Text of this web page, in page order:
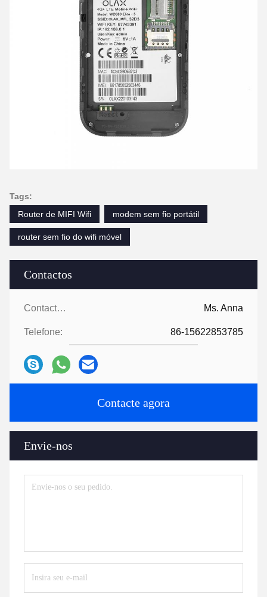
Contactos
Contactos: Ms. Anna
Telefone: 86-15622853785
Contacte agora
Envie-nos
Tags:
Router de MIFI Wifi
modem sem fio portátil
router sem fio do wifi móvel